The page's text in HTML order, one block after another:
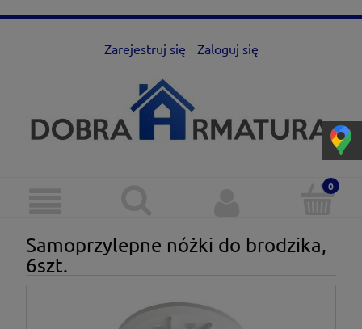
Zarejestruj się Zaloguj się
Samoprzylepne nóżki do brodzika,
6szt.